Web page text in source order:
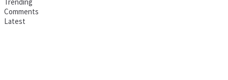
Comments
Latest